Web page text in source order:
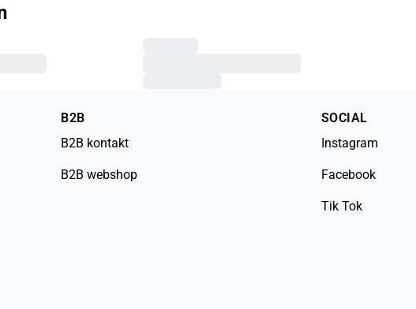
B2B
B2B kontakt
B2B webshop
SOCIAL
Instagram
Facebook
Tik Tok